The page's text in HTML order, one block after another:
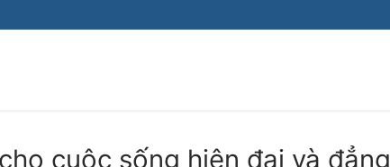
Tìm kiếm cho:
cuộc sống hiện đại và đẳng